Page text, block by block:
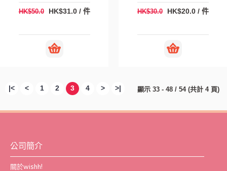
HK$50.0 HK$31.0 / 件 HK$30.0 HK$20.0 / 件
|< < 1 2 3 4 > >| 顯示 33 - 48 / 54 (共計 4 頁)
公司簡介
關於wishh!